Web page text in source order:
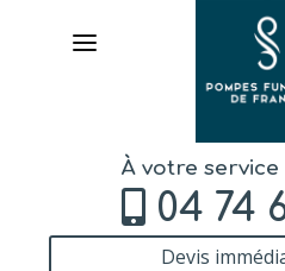
À votre service
04 74
Devis